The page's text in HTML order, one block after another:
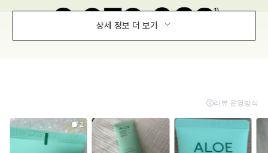
상세 정보 더 보기